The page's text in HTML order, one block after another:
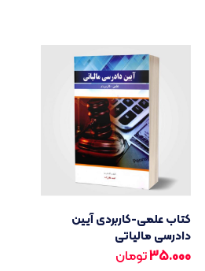
کتاب علمی-کاربردی آیین
دادرسی مالیاتی
35.000تومان